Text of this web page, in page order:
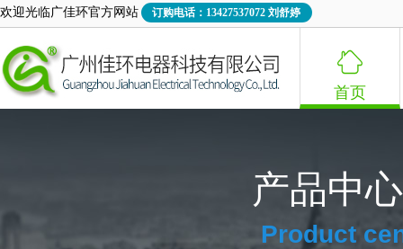
欢迎光临广佳环官方网站 订购电话：13427537072 刘舒婷

首页
产品中心
Product